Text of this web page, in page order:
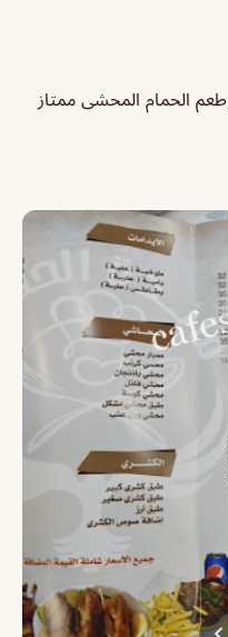
الحمام المحشى ممتاز